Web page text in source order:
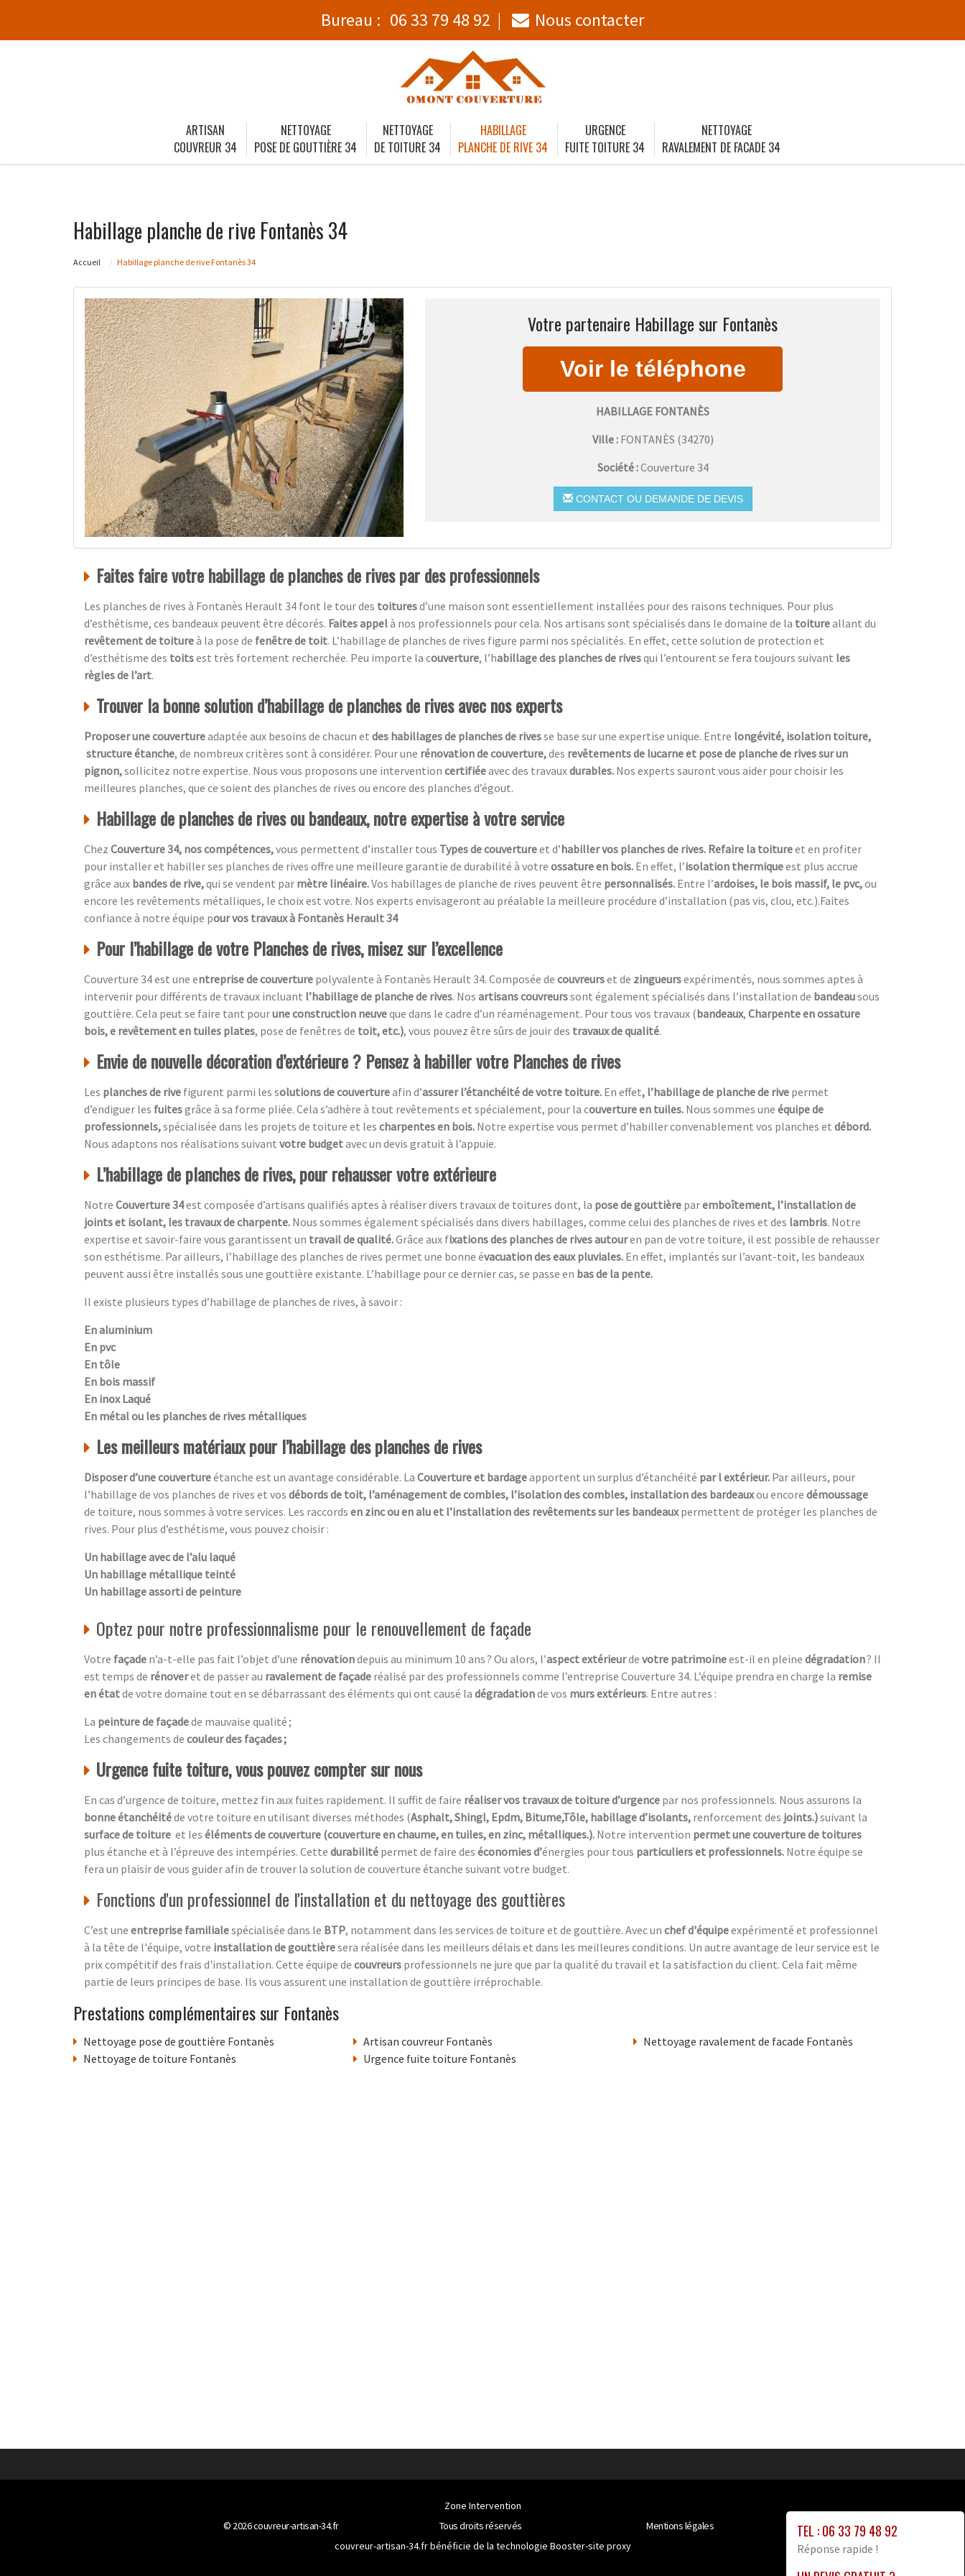
Bureau : 06 33 79 48 92 Nous contacter
ARTISAN
COUVREUR 34
NETTOYAGE
POSE DE GOUTTIÈRE 34
NETTOYAGE
DE TOITURE 34
HABILLAGE
PLANCHE DE RIVE 34
URGENCE
FUITE TOITURE 34
NETTOYAGE
RAVALEMENT DE FACADE 34
Habillage planche de rive Fontanès 34
Accueil Habillage planche de rive Fontanès 34
Votre partenaire Habillage sur Fontanès
HABILLAGE FONTANÈS
Ville : FONTANÈS (34270)
Société :Couverture 34
CONTACT OU DEMANDE DE DEVIS
Faites faire votre habillage de planches de rives par des professionnels
Les planches de rives à Fontanès Herault 34 font le tour des toituresd’une maison sont essentiellement installées pour des raisons techniques. Pour plus
d’esthétisme, ces bandeaux peuvent être décorés. Faites appelà nos professionnels pour cela. Nos artisans sont spécialisés dans le domaine de la toitureallant du
revêtement de toitureà la pose de fenêtre de toit. L’habillage de planches de rives figure parmi nos spécialités. En effet, cette solution de protection et
d’esthétisme des toitsest très fortement recherchée. Peu importe la couverture, l’habillage des planches de rivesqui l’entourent se fera toujours suivant les
règles de l’art.
Trouver la bonne solution d’habillage de planches de rives avec nos experts
Proposer une couvertureadaptée aux besoins de chacun et des habillages de planches de rivesse base sur une expertise unique. Entre longévité, isolation toiture,
structure étanche, de nombreux critères sont à considérer. Pour une rénovation de couverture,des revêtements de lucarne et pose de planche de rives sur un
pignon,sollicitez notre expertise. Nous vous proposons une intervention certifiéeavec des travauxdurables. Nos experts sauront vous aider pour choisir les
meilleures planches, que ce soient des planches de rives ou encore des planches d’égout.
Habillage de planches de rives ou bandeaux, notre expertise à votre service
Chez Couverture 34, nos compétences,vous permettent d’installer tous Types de couvertureet d’habiller vos planches de rives. Refaire la toitureet en profiter
pour installer et habiller ses planches de rives offre une meilleure garantie de durabilité à votre ossature en bois. En effet, l’isolation thermiqueest plus accrue
grâce aux bandes de rive,qui se vendent par mètre linéaire.Vos habillages de planche de rives peuvent être personnalisés. Entre l’ardoises, le bois massif, le pvc,ou
encore les revêtements métalliques, le choix est votre. Nos experts envisageront au préalable la meilleure procédure d’installation (pas vis, clou, etc.).Faites
confiance à notre équipe pour vos travaux à Fontanès Herault 34
Pour l’habillage de votre Planches de rives, misez sur l’excellence
Couverture 34 est une entreprise de couverture polyvalente à Fontanès Herault 34. Composée de couvreurset de zingueursexpérimentés, nous sommes aptes à
intervenir pour différents de travaux incluant l’habillage de planche de rives. Nos artisans couvreurssont également spécialisés dans l’installation de bandeausous
gouttière. Cela peut se faire tant pourune construction neuveque dans le cadre d’un réaménagement. Pour tous vos travaux (bandeaux, Charpente en ossature
bois, e revêtement en tuiles plates, pose de fenêtres de toit, etc.), vous pouvez être sûrs de jouir des travaux de qualité.
Envie de nouvelle décoration d’extérieure ? Pensez à habiller votre Planches de rives
Les planches de rive figurent parmi les solutions de couvertureafin d’assurer l’étanchéité de votre toiture. En effet, l’habillage de planche de rive permet
d’endiguer les fuitesgrâce à sa forme pliée. Cela s’adhère à tout revêtements et spécialement, pour la couverture en tuiles. Nous sommes une équipe de
professionnels,spécialisée dans les projets de toiture et les charpentes en bois. Notre expertise vous permet d’habiller convenablement vos planches et débord.
Nous adaptons nos réalisations suivant votre budgetavec un devis gratuit à l’appuie.
L’habillage de planches de rives, pour rehausser votre extérieure
Notre Couverture 34est composée d’artisans qualifiés aptes à réaliser divers travaux de toitures dont, la pose de gouttière paremboîtement, l’installation de
joints et isolant, les travaux de charpente. Nous sommes également spécialisés dans divers habillages, comme celui des planches de rives et des lambris. Notre
expertise et savoir-faire vous garantissent un travail de qualité.Grâce aux fixations des planches de rives autouren pan de votre toiture, il est possible de rehausser
son esthétisme. Par ailleurs, l’habillage des planches de rives permet une bonne évacuation des eaux pluviales. En effet, implantés sur l’avant-toit, les bandeaux
peuvent aussi être installés sous une gouttière existante. L’habillage pour ce dernier cas, se passe en bas de la pente.
Il existe plusieurs types d’habillage de planches de rives, à savoir :
En aluminium
En pvc
En tôle
En bois massif
En inox Laqué
En métal ou les planches de rives métalliques
Les meilleurs matériaux pour l’habillage des planches de rives
Disposer d’une couvertureétanche est un avantage considérable. La Couverture et bardageapportent un surplus d’étanchéité par l extérieur. Par ailleurs, pour
l’habillage de vos planches de rives et vos débords de toit, l’aménagement de combles, l’isolation des combles, installation des bardeauxou encore démoussage
de toiture, nous sommes à votre services. Les raccords en zinc ou en alu et l’installation des revêtements sur les bandeauxpermettent de protéger les planches de
rives. Pour plus d’esthétisme, vous pouvez choisir :
Un habillage avec de l’alu laqué
Un habillage métallique teinté
Un habillage assorti de peinture
Optez pour notre professionnalisme pour le renouvellement de façade
Votre façade n’a-t-elle pas fait l’objet d’une rénovationdepuis au minimum 10 ans ? Ou alors, l’aspect extérieurde votre patrimoineest-il en pleine dégradation? Il
est temps de rénoveret de passer au ravalement de façade réalisé par des professionnels comme l’entreprise Couverture 34. L’équipe prendra en charge la remise
en étatde votre domaine tout en se débarrassant des éléments qui ont causé la dégradationde vos murs extérieurs. Entre autres :
La peinture de façadede mauvaise qualité ;
Les changements de couleur des façades ;
Urgence fuite toiture, vous pouvez compter sur nous
En cas d’urgence de toiture, mettez fin aux fuites rapidement. Il suffit de faire réaliser vos travaux de toiture d’urgence par nos professionnels. Nous assurons la
bonne étanchéitéde votre toiture en utilisant diverses méthodes (Asphalt, Shingl, Epdm, Bitume,Tôle, habillage d’isolants, renforcement des joints.)suivant la
surface de toiture et les éléments de couverture (couverture en chaume, en tuiles, en zinc, métalliques.). Notre intervention permet une couverture de toitures
plus étanche et à l’épreuve des intempéries. Cette durabilité permet de faire des économies d’énergies pour tous particuliers et professionnels. Notre équipe se
fera un plaisir de vous guider afin de trouver la solution de couverture étanche suivant votre budget.
Fonctions d'un professionnel de l'installation et du nettoyage des gouttières
C’est une entreprise familialespécialisée dans le BTP, notamment dans les services de toiture et de gouttière. Avec un chef d'équipeexpérimenté et professionnel
à la tête de l'équipe, votre installation de gouttièresera réalisée dans les meilleurs délais et dans les meilleures conditions. Un autre avantage de leur service est le
prix compétitif des frais d'installation. Cette équipe de couvreurs professionnels ne jure que par la qualité du travail et la satisfaction du client. Cela fait même
partie de leurs principes de base. Ils vous assurent une installation de gouttière irréprochable.
Prestations complémentaires sur Fontanès
Nettoyage pose de gouttière Fontanès
Nettoyage de toiture Fontanès
Artisan couvreur Fontanès
Urgence fuite toiture Fontanès
Nettoyage ravalement de facade Fontanès
TEL : 06 33 79 48 92
Réponse rapide !
Zone Intervention
© 2026couvreur-artisan-34.fr Tous droits réservés
Mentions légales
couvreur-artisan-34.fr bénéficie de la technologie Booster-site proxy